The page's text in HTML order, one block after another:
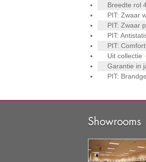
Breedte rol
PIT: Zwaar
PIT: Zwaar
PIT:
PIT:
Uit collectie
Garantie in
PIT:
Showrooms